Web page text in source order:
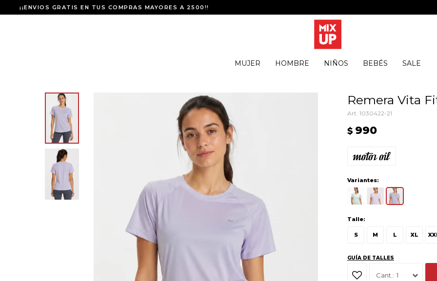
MUJER HOMBRE NIÑOS BEBÉS SALE
¡¡ENVIOS GRATIS EN TUS COMPRAS MAYORES A 2500!!
Remera Vita
1030422-21
$ 990
Variantes:
Talle:
S M L XL
GUÍA DE TALLES
1